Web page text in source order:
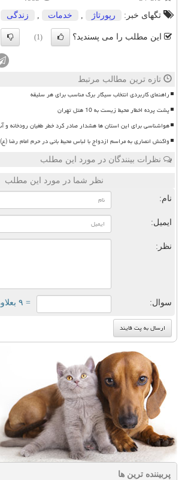
تگهای خبر:
رپورتاژ خدمات زندگی
این مطلب را می پسندید؟ (1)
تازه ترین مطالب مرتبط
راهنمای کاربردی انتخاب سیگار برگ مناسب برای هر سلیقه
پشت پرده اخطار محیط زیست به 10 هتل تهران
هواشناسی برای این استان ها هشدار صادر کرد خطر طغیان رودخانه و
واکنش انصاری به مراسم ازدواج با لباس محیط بانی در حرم امام رضا (ع)
نظرات بینندگان در مورد این مطلب
نظر شما در مورد این مطلب
نام:
ایمیل:
نظر:
سوال: = ۹ بعلاوه ۵
پربیننده ترین ها